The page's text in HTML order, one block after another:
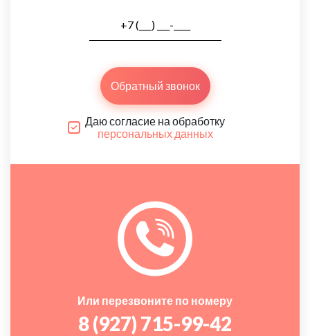
Обратный звонок
Даю согласие на обработку
персональных данных
Или перезвоните по номеру
8 (927) 715-99-42